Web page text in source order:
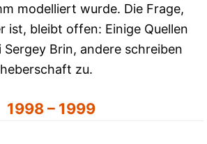
modelliert wurde. Die Frage,
ist, bleibt offen: Einige Quellen
Sergey Brin, andere schreiben
zu.
1998 – 1999